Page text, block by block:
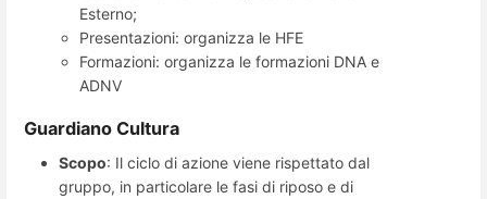
Esterno;
Presentazioni: organizza le HFE
Formazioni: organizza le formazioni DNA e
ADNV
Guardiano Cultura
Scopo: Il ciclo di azione viene rispettato dal
gruppo, in particolare le fasi di riposo e di